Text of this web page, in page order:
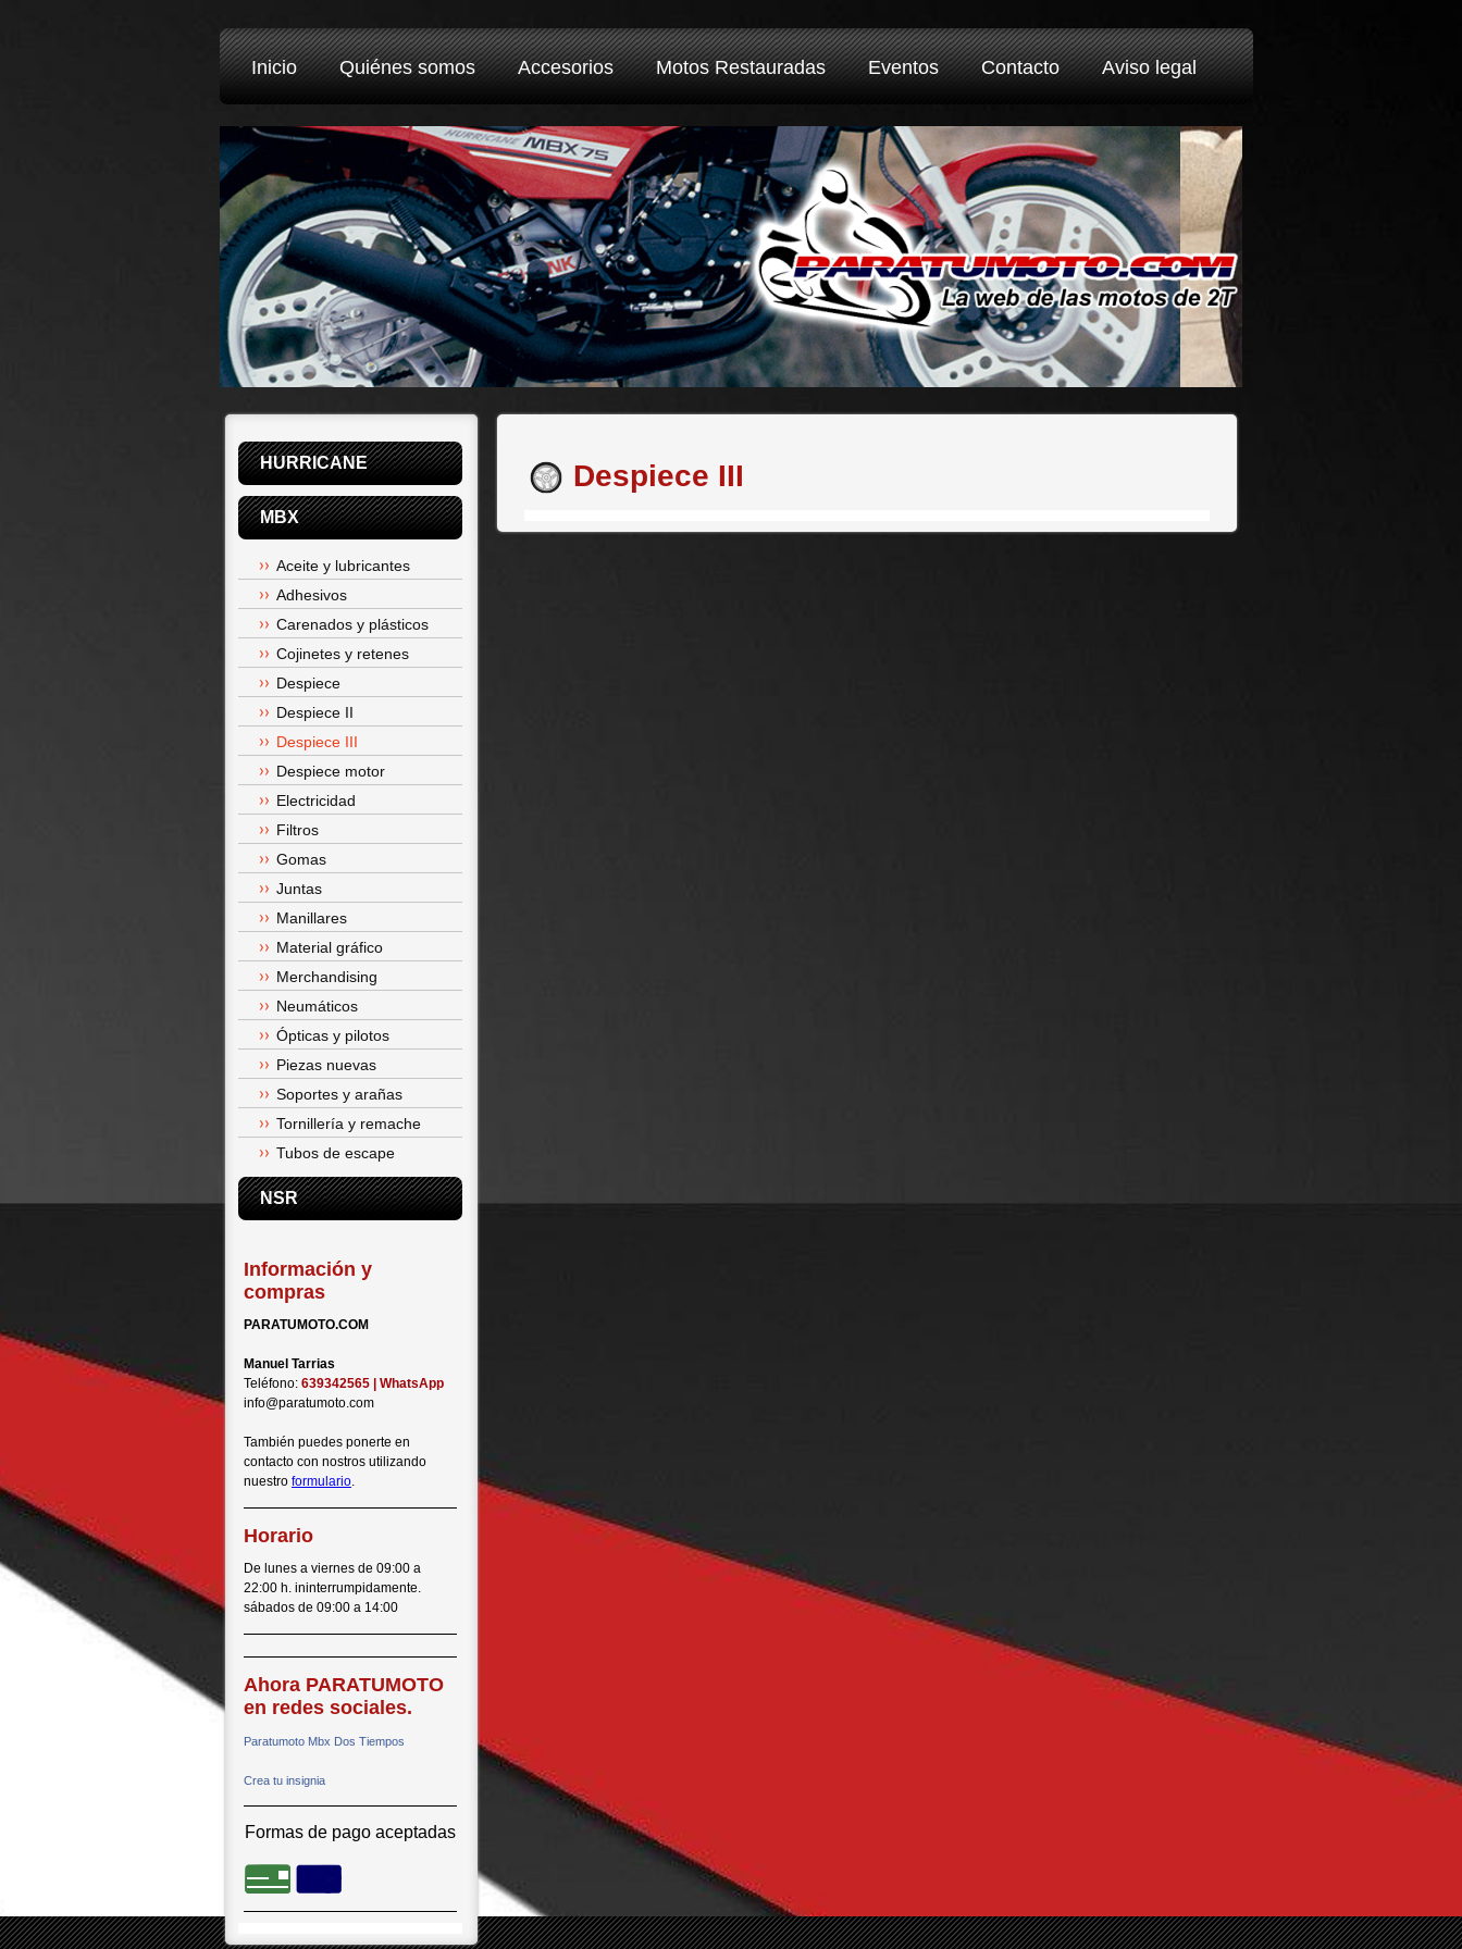
Inicio Quiénes somos Accesorios Motos Restauradas Eventos Contacto Aviso legal
HURRICANE
MBX
Aceite y lubricantes
Adhesivos
Carenados y plásticos
Cojinetes y retenes
Despiece
Despiece II
Despiece III
Despiece motor
Electricidad
Filtros
Gomas
Juntas
Manillares
Material gráfico
Merchandising
Neumáticos
Ópticas y pilotos
Piezas nuevas
Soportes y arañas
Tornillería y remache
Tubos de escape
NSR
Información y
compras
PARATUMOTO.COM
Manuel Tarrias
Teléfono: 639342565 | WhatsApp
info@paratumoto.com
También puedes ponerte en
contacto con nostros utilizando
nuestro formulario.
Horario
De lunes a viernes de 09:00 a
22:00 h. ininterrumpidamente.
sábados de 09:00 a 14:00
Ahora PARATUMOTO
en redes sociales.
Paratumoto Mbx Dos Tiempos
Crea tu insignia
Formas de pago aceptadas
Despiece III